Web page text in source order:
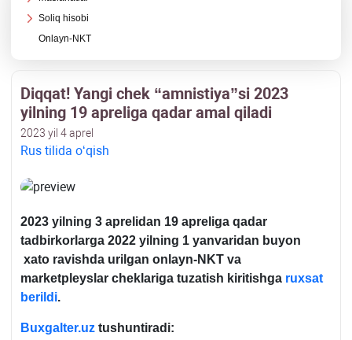
Soliq hisobi
Onlayn-NKT
Diqqat! Yangi chek “amnistiya”si 2023
yilning 19 apreliga qadar amal qiladi
2023 yil 4 aprel
Rus tilida oʻqish
2023 yilning 3 aprelidan 19 apreliga qadar
tadbirkorlarga 2022 yilning 1 yanvaridan buyon
хato ravishda urilgan onlayn-NKT va
marketpleyslar cheklariga tuzatish kiritishga ruхsat
berildi.
Buxgalter.uz tushuntiradi: